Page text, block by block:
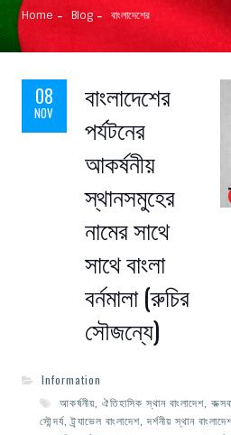
Home Blog বাংলাদেশের
08
NOV
বাংলাদেশের
পর্যটনের
আকর্ষনীয়
স্থানসমুহের
নামের সাথে
সাথে বাংলা
বর্নমালা (রুচির
সৌজন্যে)
Information
আকর্ষনীয় ঐতিহাসিক স্থান বাংলাদেশ,
সৌন্দর্য,ট্র্যাভেল বাংলাদেশ,দর্শনীয় স্থান